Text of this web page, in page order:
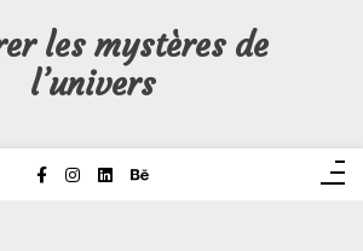
les mystères de
l’univers